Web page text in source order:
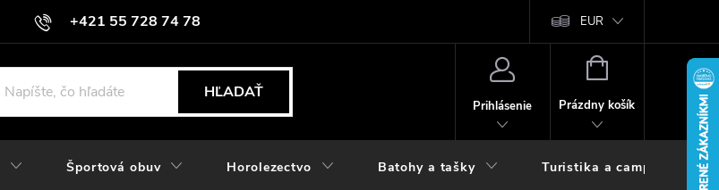
+421 55 728 74 78
objednavky@rozlomitysport.sk
Kontakt Hodnotenie obchodu EUR
HĽADAŤ
Prihlásenie
NÁKUPNÝ
Prázdny košík
Športová obuv Horolezectvo Batohy a tašky Turistika a camping